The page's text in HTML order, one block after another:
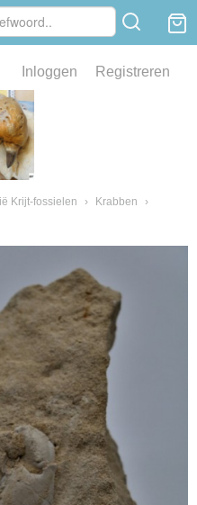
Inloggen Registreren
Krijt-fossielen › Krabben
›